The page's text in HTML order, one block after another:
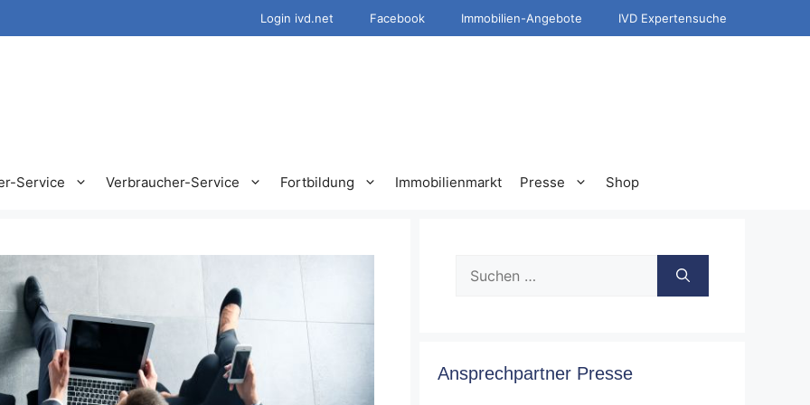
Login ivd.net Facebook Immobilien-Angebote IVD Expertensuche
Service Verbraucher-Service Fortbildung Immobilienmarkt Presse Shop
nach:
Ansprechpartner Presse